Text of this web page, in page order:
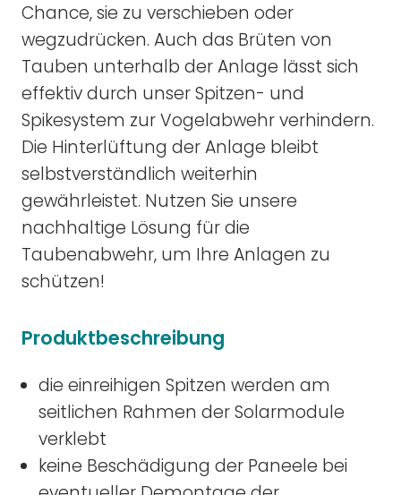
Chance, sie zu verschieben oder
wegzudrücken. Auch das Brüten von
Tauben unterhalb der Anlage lässt sich
effektiv durch unser Spitzen- und
Spikesystem zur Vogelabwehr verhindern.
Die Hinterlüftung der Anlage bleibt
selbstverständlich weiterhin
gewährleistet. Nutzen Sie unsere
nachhaltige Lösung für die
Taubenabwehr, um Ihre Anlagen zu
schützen!
Produktbeschreibung
die einreihigen Spitzen werden am
seitlichen Rahmen der Solarmodule
verklebt
keine Beschädigung der Paneele bei